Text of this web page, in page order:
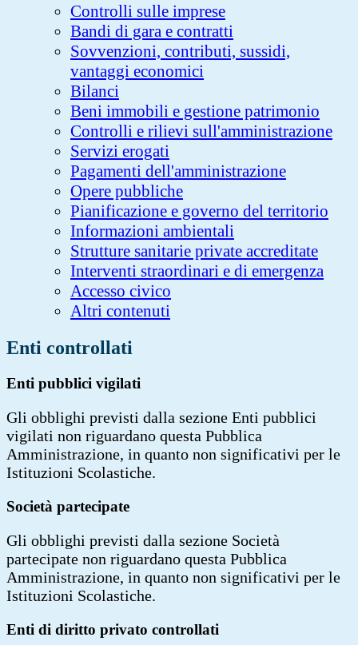
Controlli sulle imprese
Bandi di gara e contratti
Sovvenzioni, contributi, sussidi,
vantaggi economici
Bilanci
Beni immobili e gestione patrimonio
Controlli e rilievi sull'amministrazione
Servizi erogati
Pagamenti dell'amministrazione
Opere pubbliche
Pianificazione e governo del territorio
Informazioni ambientali
Strutture sanitarie private accreditate
Interventi straordinari e di emergenza
Accesso civico
Altri contenuti
Enti controllati
Enti pubblici vigilati
Gli obblighi previsti dalla sezione Enti pubblici
vigilati non riguardano questa Pubblica
Amministrazione, in quanto non significativi per le
Istituzioni Scolastiche.
Società partecipate
Gli obblighi previsti dalla sezione Società
partecipate non riguardano questa Pubblica
Amministrazione, in quanto non significativi per le
Istituzioni Scolastiche.
Enti di diritto privato controllati